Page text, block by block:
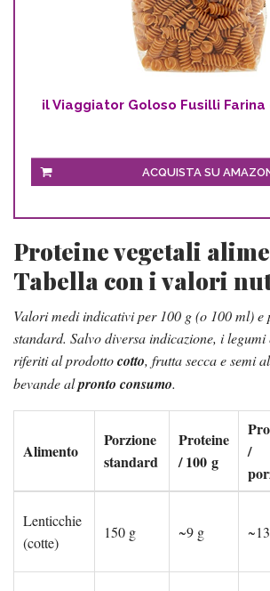
il Viaggiator Goloso Fusilli Farina
ACQUISTA SU
Proteine vegetali
Tabella con i valori
Valori medi indicativi per 100 g (o 100 ml) e
standard. Salvo diversa indicazione, i
riferiti al prodottocotto, frutta secca e semi
bevande alpronto consumo.
Alimento
Porzione
standard
Proteine
/ 100 g
/
Lenticchie
(cotte)
150 g ~9 g